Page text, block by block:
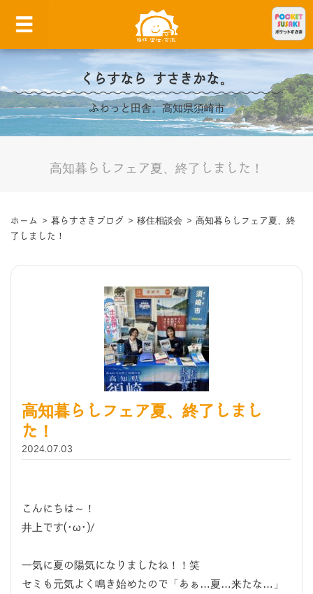
くらすなら すさきかな。
ふわっと田舎。高知県須崎市
高知暮らしフェア夏、終了しました！
ホーム > 暮らすさきブログ > 移住相談会 > 高知暮らしフェア夏、終
了しました！
高知暮らしフェア夏、終了しまし
た！
2024.07.03
こんにちは～！
井上です(･ω･)/
一気に夏の陽気になりましたね！！笑
セミも元気よく鳴き始めたので「あぁ…夏…来たな…」